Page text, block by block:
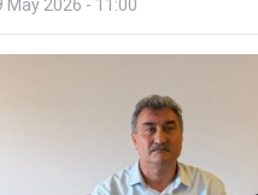
May 2026 - 11:00